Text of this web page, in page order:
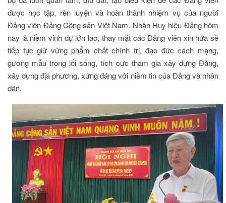
được học tập, rèn luyện và hoàn thành nhiệm vụ của người
Đảng viên Đảng Cộng sản Việt Nam. Nhận Huy hiệu Đảng hôm
nay là niềm vinh dự lớn lao, thay mặt các Đảng viên xin hứa sẽ
tiếp tục giữ vững phẩm chất chính trị, đạo đức cách mạng,
gương mẫu trong lối sống, tích cực tham gia xây dựng Đảng,
xây dựng địa phương, xứng đáng với niềm tin của Đảng và nhân
dân.